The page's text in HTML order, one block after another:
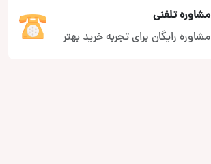
مشاوره تلفنی
مشاوره رایگان برای تجربه خرید بهتر